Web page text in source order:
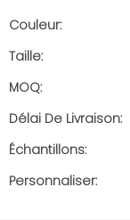
Couleur:
Taille:
MOQ:
Délai De Livraison:
Échantillons:
Personnaliser: